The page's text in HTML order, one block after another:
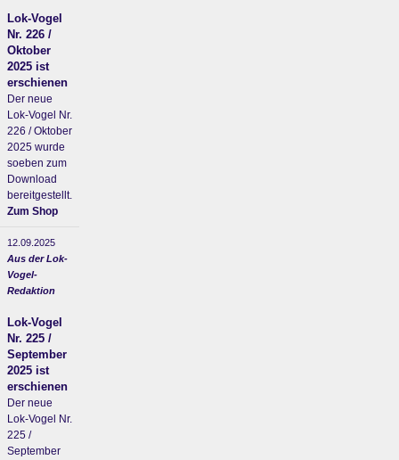
Lok-Vogel
Nr. 226 /
Oktober
2025 ist
erschienen
Der neue
Lok-Vogel Nr.
226 / Oktober
2025 wurde
soeben zum
Download
bereitgestellt.
Zum Shop
12.09.2025
Aus der Lok-
Vogel-
Redaktion
Lok-Vogel
Nr. 225 /
September
2025 ist
erschienen
Der neue
Lok-Vogel Nr.
225 /
September